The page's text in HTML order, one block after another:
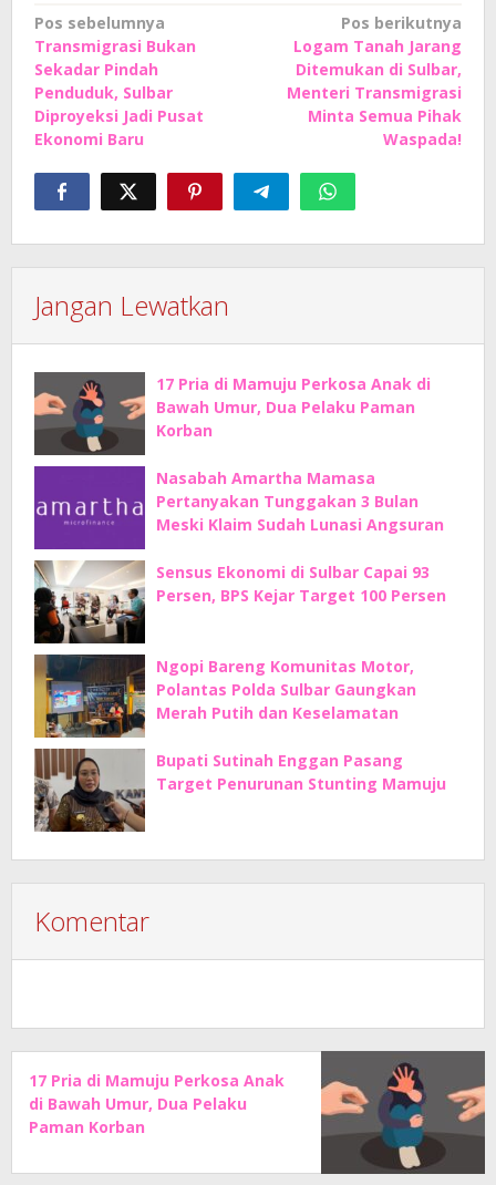
Navigasi
pos
Pos sebelumnya
Transmigrasi Bukan
Sekadar Pindah
Penduduk, Sulbar
Diproyeksi Jadi Pusat
Ekonomi Baru
Pos berikutnya
Logam Tanah Jarang
Ditemukan di Sulbar,
Menteri Transmigrasi
Minta Semua Pihak
Waspada!
Jangan Lewatkan
17 Pria di Mamuju Perkosa Anak di
Bawah Umur, Dua Pelaku Paman
Korban
Nasabah Amartha Mamasa
Pertanyakan Tunggakan 3 Bulan
Meski Klaim Sudah Lunasi Angsuran
Sensus Ekonomi di Sulbar Capai 93
Persen, BPS Kejar Target 100 Persen
Ngopi Bareng Komunitas Motor,
Polantas Polda Sulbar Gaungkan
Merah Putih dan Keselamatan
Bupati Sutinah Enggan Pasang
Target Penurunan Stunting Mamuju
Komentar
17 Pria di Mamuju Perkosa Anak
di Bawah Umur, Dua Pelaku
Paman Korban